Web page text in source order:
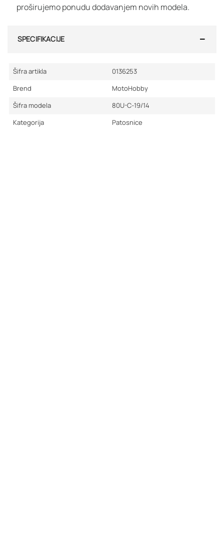
proširujemo ponudu dodavanjem novih modela.
SPECIFIKACIJE
Šifra artikla
0136253
Brend
MotoHobby
Šifra modela
80U-C-19/14
Kategorija
Patosnice